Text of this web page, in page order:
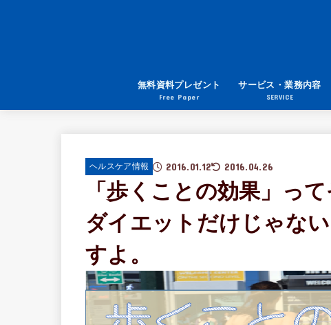
無料資料プレゼント
Free Paper
サービス・業務内容
SERVICE
ヘルスケア情報 2016.01.12 2016.04.26
「歩くことの効果」っ
ダイエットだけじゃな
すよ。